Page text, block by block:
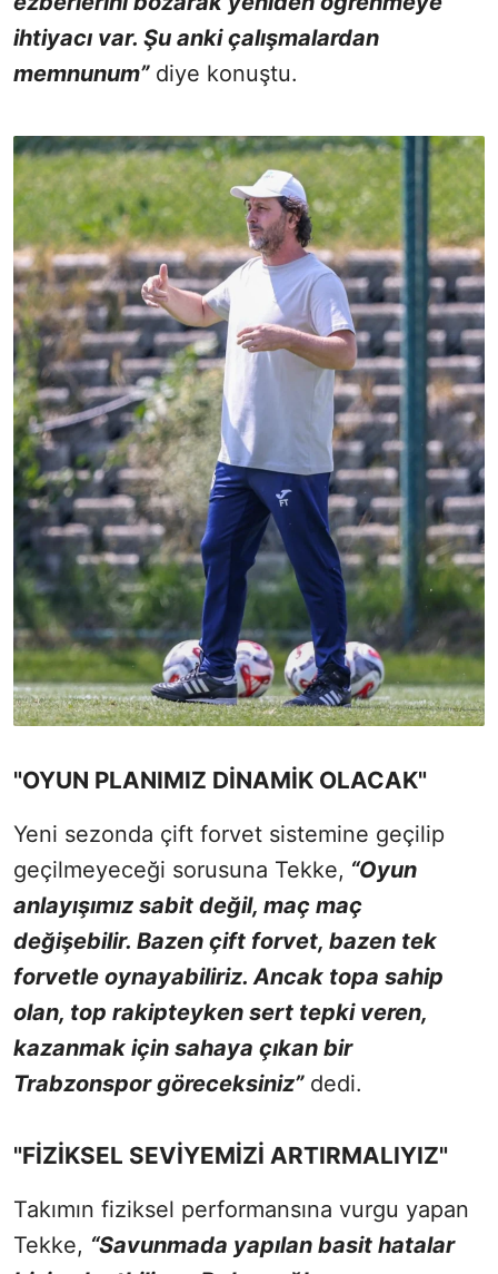
ihtiyacı var. Şu anki çalışmalardan
memnunum”diye konuştu.
"OYUN PLANIMIZ DİNAMİK OLACAK"
Yeni sezonda çift forvet sistemine geçilip
geçilmeyeceği sorusuna Tekke, “Oyun
anlayışımız sabit değil, maç maç
değişebilir. Bazen çift forvet, bazen tek
forvetle oynayabiliriz. Ancak topa sahip
olan, top rakipteyken sert tepki veren,
kazanmak için sahaya çıkan bir
Trabzonspor göreceksiniz”dedi.
"FİZİKSEL SEVİYEMİZİ ARTIRMALIYIZ"
Takımın fiziksel performansına vurgu yapan
Tekke, “Savunmada yapılan basit hatalar